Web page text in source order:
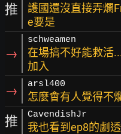
推
護國還沒直接弄爛
e要是
→
schweamen
在場搞不好能救活
加入
→ arsl400
怎麼會有人覺得不
推 CavendishJr
我也看到ep8的劇